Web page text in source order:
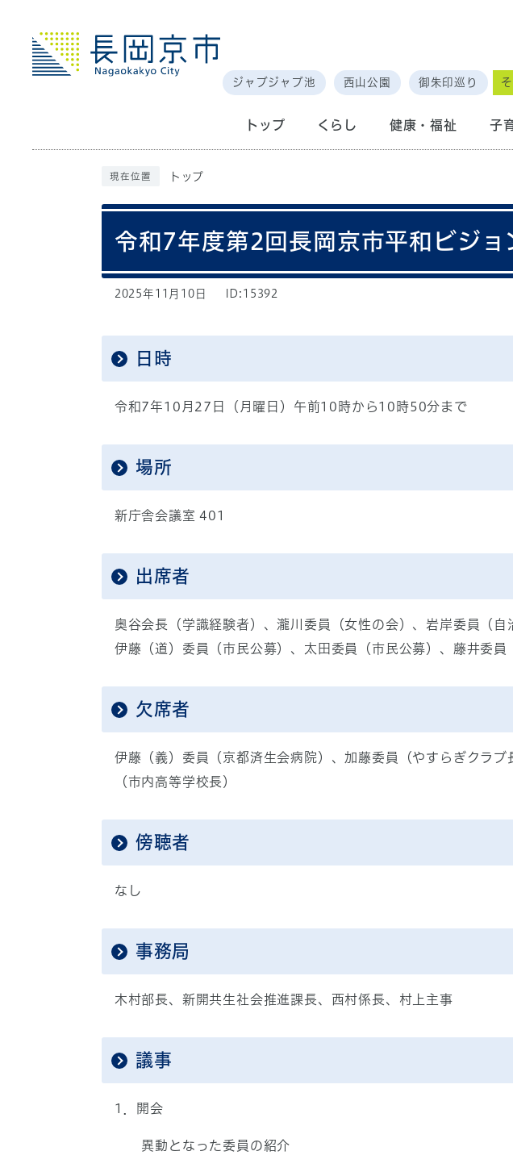
ジャブジャブ池 西山公園 御朱印巡り
トップ くらし 健康・福祉 子
現在位置 トップ
令和7年度第2回長岡京市平和ビジョ
2025年11月10日 ID:15392
日時
令和7年10月27日（月曜日）午前10時から10時50分まで
場所
新庁舎会議室 401
出席者
奥谷会長（学識経験者）、瀧川委員（女性の会）、岩岸委員（
伊藤（道）委員（市民公募）、太田委員（市民公募）、藤井委員
欠席者
伊藤（義）委員（京都済生会病院）、加藤委員（やすらぎクラ
（市内高等学校長）
傍聴者
なし
事務局
木村部長、新開共生社会推進課長、西村係長、村上主事
議事
1．開会
異動となった委員の紹介